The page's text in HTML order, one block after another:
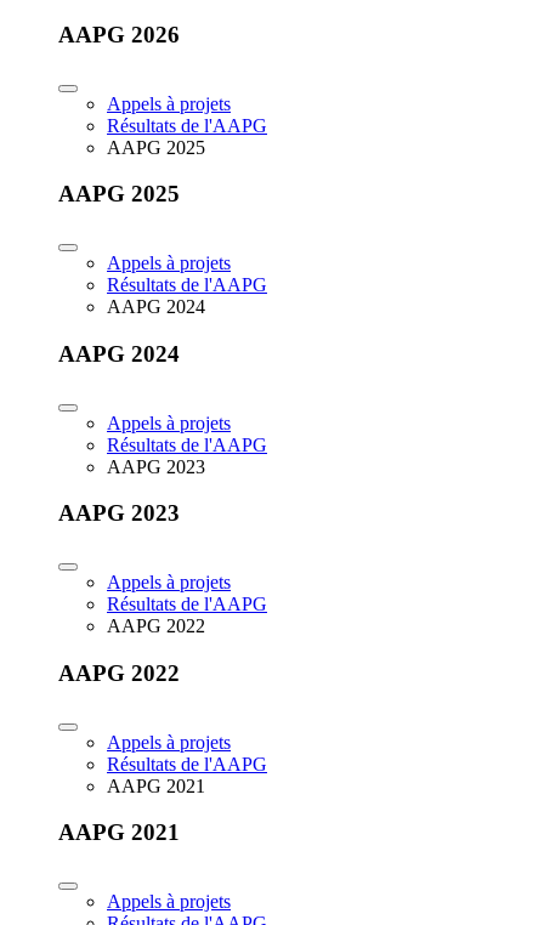
AAPG 2026
Appels à projets
Résultats de l'AAPG
AAPG 2025
AAPG 2025
Appels à projets
Résultats de l'AAPG
AAPG 2024
AAPG 2024
Appels à projets
Résultats de l'AAPG
AAPG 2023
AAPG 2023
Appels à projets
Résultats de l'AAPG
AAPG 2022
AAPG 2022
Appels à projets
Résultats de l'AAPG
AAPG 2021
AAPG 2021
Appels à projets